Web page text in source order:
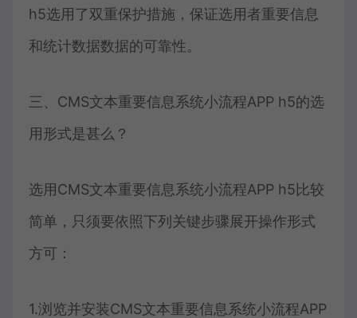
h5选用了双重保护措施，保证选用者重要信息
和统计数据数据的可靠性。
三、CMS文本重要信息系统小流程APP h5的选
用形式是甚么？
选用CMS文本重要信息系统小流程APP h5比较
简单，只须要依照下列关键步骤展开操作形式
方可：
1.浏览并安装CMS文本重要信息系统小流程APP